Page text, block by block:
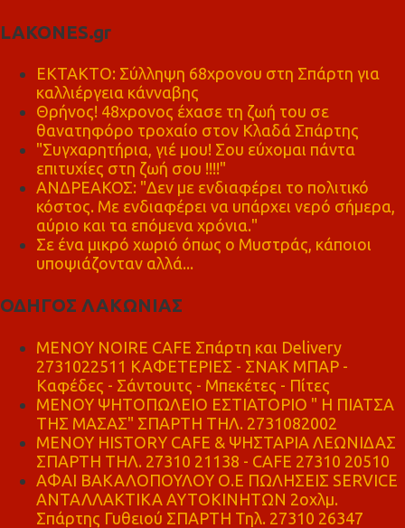
LAKONES.gr
ΕΚΤΑΚΤΟ: Σύλληψη 68χρονου στη Σπάρτη για
καλλιέργεια κάνναβης
Θρήνος! 48χρονος έχασε τη ζωή του σε
θανατηφόρο τροχαίο στον Κλαδά Σπάρτης
"Συγχαρητήρια, γιέ μου! Σου εύχομαι πάντα
επιτυχίες στη ζωή σου !!!!"
ΑΝΔΡΕΑΚΟΣ: "Δεν με ενδιαφέρει το πολιτικό
κόστος. Με ενδιαφέρει να υπάρχει νερό σήμερα,
αύριο και τα επόμενα χρόνια."
Σε ένα μικρό χωριό όπως ο Μυστράς, κάποιοι
υποψιάζονταν αλλά...
ΟΔΗΓΟΣ ΛΑΚΩΝΙΑΣ
MENOY NOIRE CAFE Σπάρτη και Delivery
2731022511 ΚΑΦΕΤΕΡΙΕΣ - ΣΝΑΚ ΜΠΑΡ -
Καφέδες - Σάντουιτς - Μπεκέτες - Πίτες
ΜΕΝΟΥ ΨΗΤΟΠΩΛΕΙΟ ΕΣΤΙΑΤΟΡΙΟ " Η ΠΙΑΤΣΑ
ΤΗΣ ΜΑΣΑΣ" ΣΠΑΡΤΗ ΤΗΛ. 2731082002
ΜΕΝΟΥ HISTORY CAFE & ΨΗΣΤΑΡΙΑ ΛΕΩΝΙΔΑΣ
ΣΠΑΡΤΗ ΤΗΛ. 27310 21138 - CAFE 27310 20510
ΑΦΑΙ ΒΑΚΑΛΟΠΟΥΛΟΥ Ο.Ε ΠΩΛΗΣΕΙΣ SERVICE
ΑΝΤΑΛΛΑΚΤΙΚΑ ΑΥΤΟΚΙΝΗΤΩΝ 2οχλμ.
Σπάρτης Γυθειού ΣΠΑΡΤΗ Τηλ. 27310 26347